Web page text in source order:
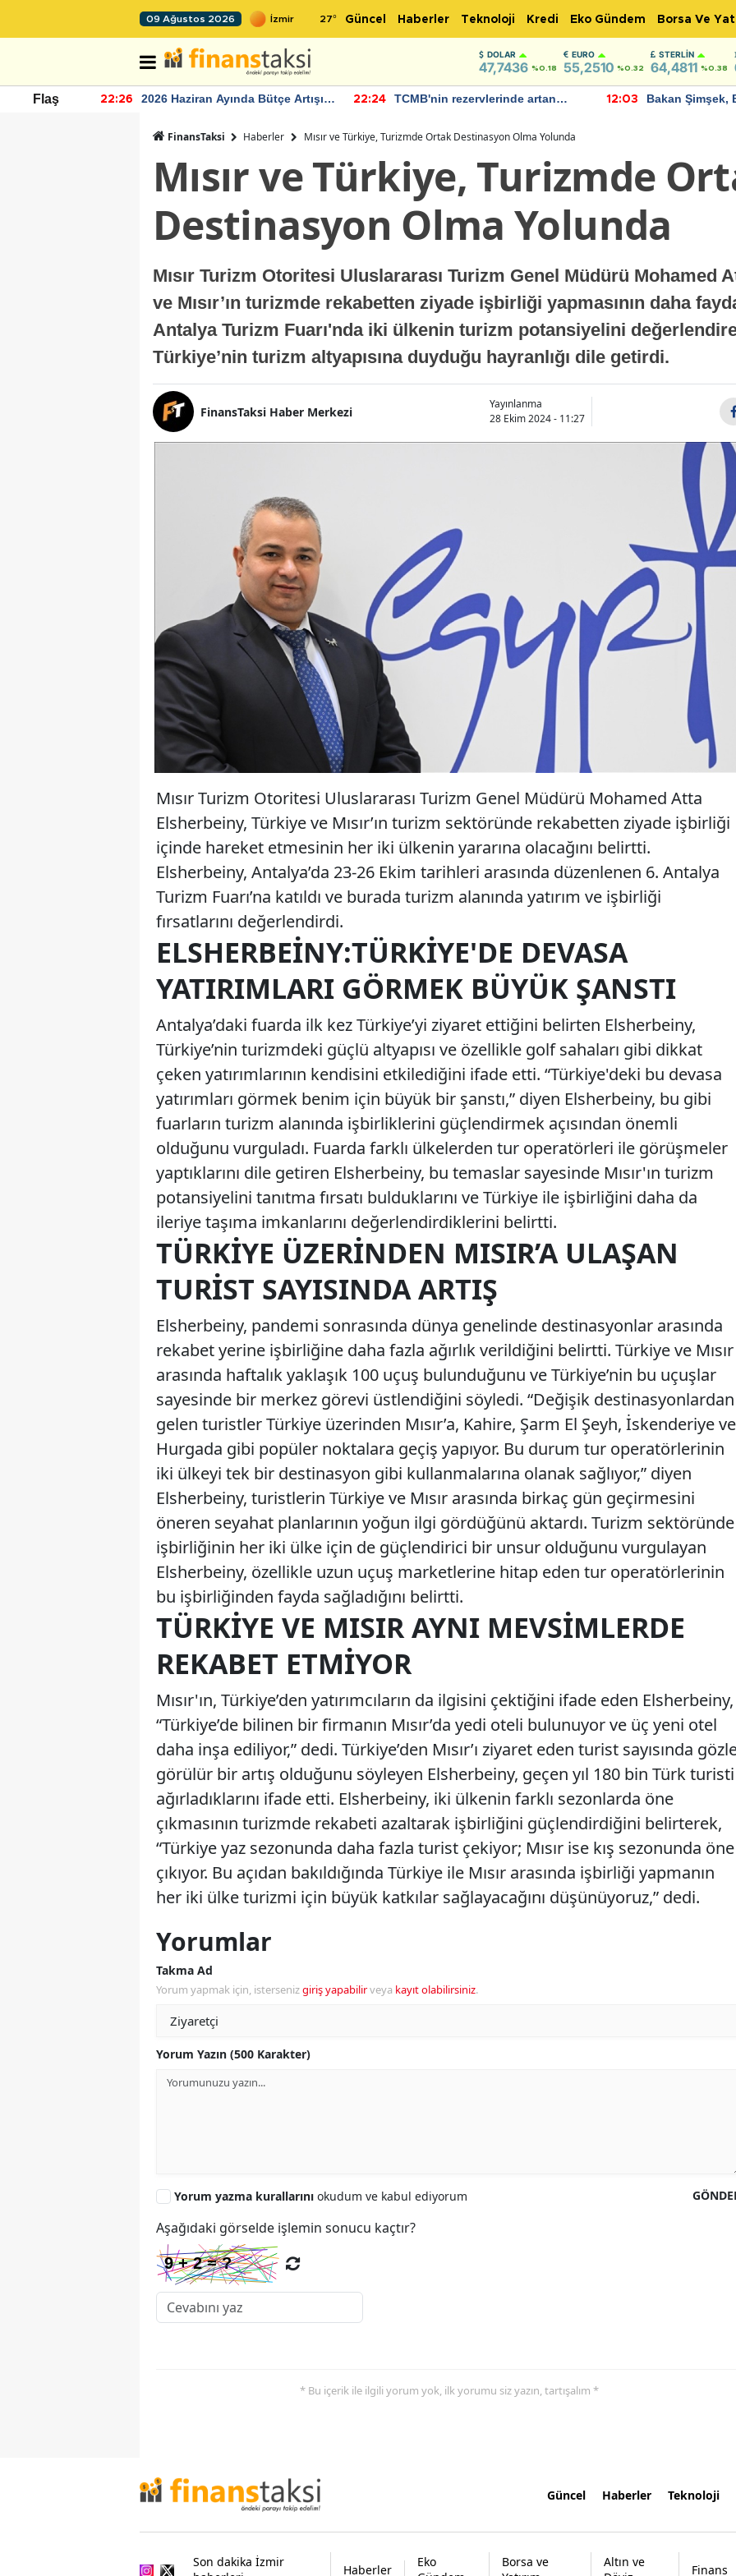
09 Ağustos 2026 27° Güncel Haberler Teknoloji Kredi Eko Gündem Borsa Ve
DOLAR
47,7436 %0.18
EURO
55,2510 %0.32
STERLIN
64,4811 %0.38
Flaş 22:26
2026 Haziran Ayında Bütçe Artışı
22:24
TCMB'nin rezervlerinde artan
12:03
Bakan Şimşek,
FinansTaksi Haberler Mısır ve Türkiye, Turizmde Ortak Destinasyon Olma Yolunda
Mısır ve Türkiye, Turizmde
Destinasyon Olma Yolunda
Mısır Turizm Otoritesi Uluslararası Turizm Genel Müdürü Mohamed
ve Mısır’ın turizmde rekabetten ziyade işbirliği yapmasının daha
Antalya Turizm Fuarı'nda iki ülkenin turizm potansiyelini
Türkiye’nin turizm altyapısına duyduğu hayranlığı dile getirdi.
FinansTaksi Haber Merkezi
Yayınlanma
28 Ekim 2024 - 11:27
Mısır Turizm Otoritesi Uluslararası Turizm Genel Müdürü Mohamed Atta
Elsherbeiny, Türkiye ve Mısır’ın turizm sektöründe rekabetten ziyade işbirliği
içinde hareket etmesinin her iki ülkenin yararına olacağını belirtti.
Elsherbeiny, Antalya’da 23-26 Ekim tarihleri arasında düzenlenen 6. Antalya
Turizm Fuarı’na katıldı ve burada turizm alanında yatırım ve işbirliği
fırsatlarını değerlendirdi.
ELSHERBEINY:TÜRKIYE'DE DEVASA
YATIRIMLARI GÖRMEK BÜYÜK ŞANSTI
Antalya’daki fuarda ilk kez Türkiye’yi ziyaret ettiğini belirten Elsherbeiny,
Türkiye’nin turizmdeki güçlü altyapısı ve özellikle golf sahaları gibi dikkat
çeken yatırımlarının kendisini etkilediğini ifade etti. “Türkiye'deki bu devasa
yatırımları görmek benim için büyük bir şanstı,” diyen Elsherbeiny, bu gibi
fuarların turizm alanında işbirliklerini güçlendirmek açısından önemli
olduğunu vurguladı. Fuarda farklı ülkelerden tur operatörleri ile görüşmeler
yaptıklarını dile getiren Elsherbeiny, bu temaslar sayesinde Mısır'ın turizm
potansiyelini tanıtma fırsatı bulduklarını ve Türkiye ile işbirliğini daha da
ileriye taşıma imkanlarını değerlendirdiklerini belirtti.
TÜRKIYE ÜZERINDEN MISIR’A ULAŞAN
TURIST SAYISINDA ARTIŞ
Elsherbeiny, pandemi sonrasında dünya genelinde destinasyonlar arasında
rekabet yerine işbirliğine daha fazla ağırlık verildiğini belirtti. Türkiye ve Mısır
arasında haftalık yaklaşık 100 uçuş bulunduğunu ve Türkiye’nin bu uçuşlar
sayesinde bir merkez görevi üstlendiğini söyledi. “Değişik destinasyonlardan
gelen turistler Türkiye üzerinden Mısır’a, Kahire, Şarm El Şeyh, İskenderiye ve
Hurgada gibi popüler noktalara geçiş yapıyor. Bu durum tur operatörlerinin
iki ülkeyi tek bir destinasyon gibi kullanmalarına olanak sağlıyor,” diyen
Elsherbeiny, turistlerin Türkiye ve Mısır arasında birkaç gün geçirmesini
öneren seyahat planlarının yoğun ilgi gördüğünü aktardı. Turizm sektöründe
işbirliğinin her iki ülke için de güçlendirici bir unsur olduğunu vurgulayan
Elsherbeiny, özellikle uzun uçuş marketlerine hitap eden tur operatörlerinin
bu işbirliğinden fayda sağladığını belirtti.
TÜRKIYE VE MISIR AYNI MEVSIMLERDE
REKABET ETMIYOR
Mısır'ın, Türkiye’den yatırımcıların da ilgisini çektiğini ifade eden Elsherbeiny,
“Türkiye’de bilinen bir firmanın Mısır’da yedi oteli bulunuyor ve üç yeni otel
daha inşa ediliyor,” dedi. Türkiye’den Mısır’ı ziyaret eden turist sayısında
görülür bir artış olduğunu söyleyen Elsherbeiny, geçen yıl 180 bin Türk turisti
ağırladıklarını ifade etti. Elsherbeiny, iki ülkenin farklı sezonlarda öne
çıkmasının turizmde rekabeti azaltarak işbirliğini güçlendirdiğini belirterek,
“Türkiye yaz sezonunda daha fazla turist çekiyor; Mısır ise kış sezonunda öne
çıkıyor. Bu açıdan bakıldığında Türkiye ile Mısır arasında işbirliği yapmanın
her iki ülke turizmi için büyük katkılar sağlayacağını düşünüyoruz,” dedi.
Yorumlar
Takma Ad
Yorum yapmak için, istersenizgiriş yapabilirveya kayıt olabilirsiniz.
Yorum Yazın (500 Karakter)
Yorum yazma kurallarını okudum ve kabul ediyorum
Aşağıdaki görselde işlemin sonucu kaçtır?
* Bu içerik ile ilgili yorum yok, ilk yorumu siz yazın, tartışalım *
Güncel Haberler Teknoloji
Son dakika İzmir
Haberler
Eko
Borsa ve
Altın ve
Finans